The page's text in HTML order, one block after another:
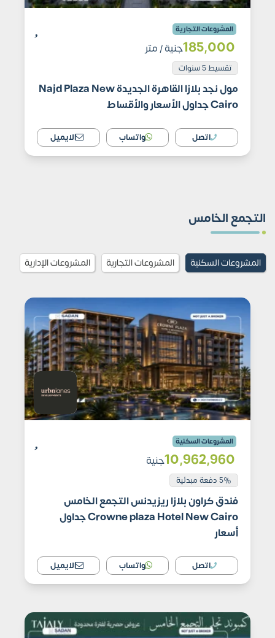
المشروعات التجارية
185٬000جنية/ متر
تقسيط 5 سنوات
مول نجد بلازا القاهرة الجديدة Najd Plaza New
Cairo جداول الأسعار والأقساط
اتصل واتساب الايميل
التجمع الخامس
المشروعات السكنية المشروعات التجارية المشروعات الإدارية
المشروعات السكنية
10٬962٬960جنية
5% دفعة مبدئية
فندق كراون بلازا ريزيدنس التجمع الخامس
Crowne plaza Hotel New Cairo جداول
أسعار
اتصل واتساب الايميل